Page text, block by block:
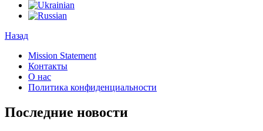
Назад
Mission Statement
Контакты
О нас
Политика конфиденциальности
Последние новости